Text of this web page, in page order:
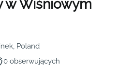
w Wiśniowym
Poland
0 obserwujących